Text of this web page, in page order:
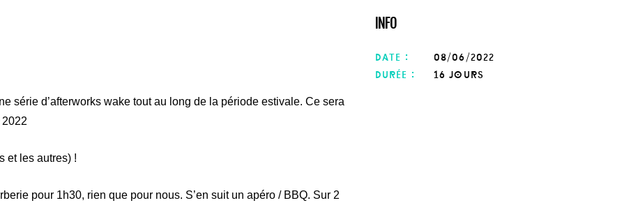
INFO
série d’afterworks wake tout au long de la période estivale. Ce sera
et les autres) !
pour 1h30, rien que pour nous. S’en suit un apéro / BBQ. Sur 2
date :
08/06/2022
durée :
16 jours